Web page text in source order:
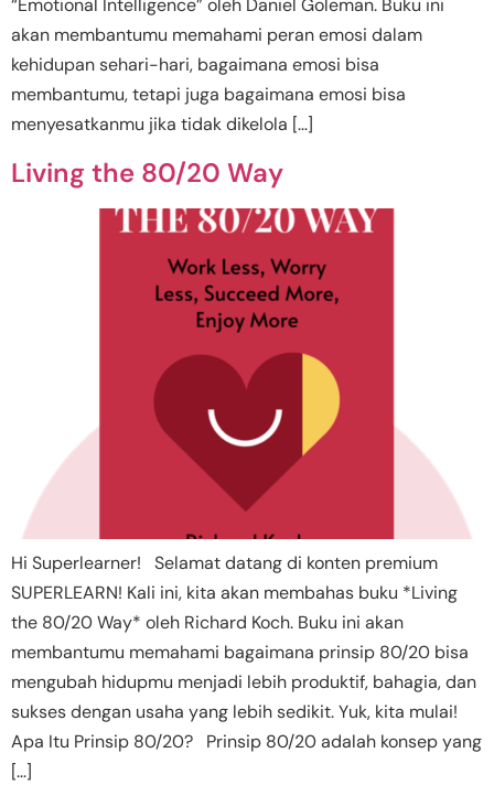
“Emotional Intelligence” oleh Daniel Goleman. Buku ini
akan membantumu memahami peran emosi dalam
kehidupan sehari-hari, bagaimana emosi bisa
membantumu, tetapi juga bagaimana emosi bisa
menyesatkanmu jika tidak dikelola […]
Living the 80/20 Way
Hi Superlearner! Selamat datang di konten premium
SUPERLEARN! Kali ini, kita akan membahas buku *Living
the 80/20 Way* oleh Richard Koch. Buku ini akan
membantumu memahami bagaimana prinsip 80/20 bisa
mengubah hidupmu menjadi lebih produktif, bahagia, dan
sukses dengan usaha yang lebih sedikit. Yuk, kita mulai!
Apa Itu Prinsip 80/20? Prinsip 80/20 adalah konsep yang
[…]